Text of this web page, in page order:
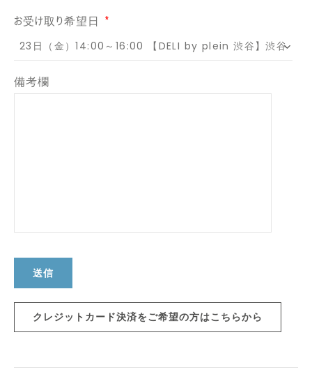
お受け取り希望日 *
備考欄
送信
クレジットカード決済をご希望の方はこちらから